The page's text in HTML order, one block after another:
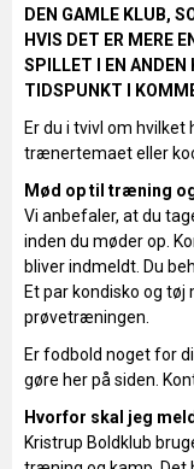
DEN GAMLE KLUB,
HVIS DET ER MERE
SPILLET I EN ANDEN
TIDSPUNKT I
Er du i tvivl om hvilket
trænertemaet eller
Mød op til træning
Vi anbefaler, at du
inden du møder op.
bliver indmeldt. Du
Et par kondisko og tøj
prøvetræningen.
Er fodbold noget for
gøre her på siden.
Hvorfor skal jeg
Kristrup Boldklub